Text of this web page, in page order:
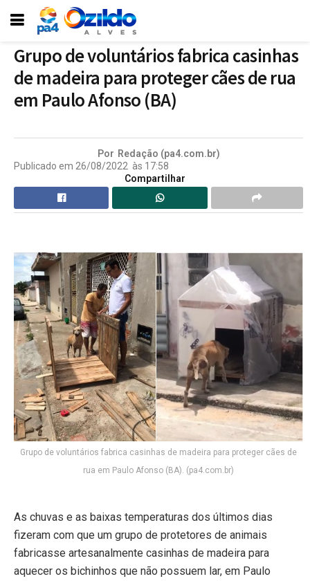
Grupo de voluntários fabrica casinhas
de madeira para proteger cães de rua
em Paulo Afonso (BA)
Por Redação (pa4.com.br)
Publicado em 26/08/2022 às 17:58
Compartilhar
Grupo de voluntários fabrica casinhas de madeira para proteger cães de
rua em Paulo Afonso (BA). (pa4.com.br)
As chuvas e as baixas temperaturas dos últimos dias
fizeram com que um grupo de protetores de animais
fabricasse artesanalmente casinhas de madeira para
aquecer os bichinhos que não possuem lar, em Paulo